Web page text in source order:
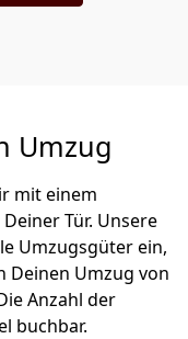
Umzug
mit einem
Tür. Unsere
Umzugsgüter ein,
Deinen Umzug von
Anzahl der
buchbar.